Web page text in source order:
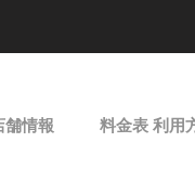
舗情報 料金表 利用